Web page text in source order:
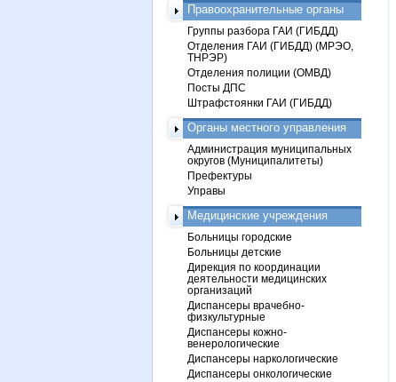
Правоохранительные органы
Группы разбора ГАИ (ГИБДД)
Отделения ГАИ (ГИБДД) (МРЭО,
ТНРЭР)
Отделения полиции (ОМВД)
Посты ДПС
Штрафстоянки ГАИ (ГИБДД)
Органы местного управления
Администрация муниципальных
округов (Муниципалитеты)
Префектуры
Управы
Медицинские учреждения
Больницы городские
Больницы детские
Дирекция по координации
деятельности медицинских
организаций
Диспансеры врачебно-
физкультурные
Диспансеры кожно-
венерологические
Диспансеры наркологические
Диспансеры онкологические